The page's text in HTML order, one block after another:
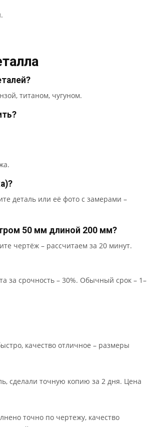
титаном, чугуном.
деталь или её фото с замерами –
50 мм длиной 200 мм?
чертёж – рассчитаем за 20 минут.
за срочность – 30%. Обычный срок – 1–
качество отличное – размеры
сделали точную копию за 2 дня. Цена
точно по чертежу, качество